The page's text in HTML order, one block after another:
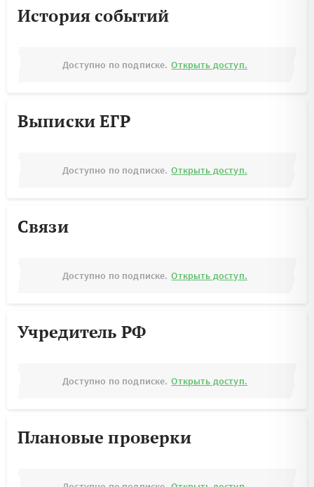
История событий
Доступно по подписке. Открыть доступ.
Выписки ЕГР
Доступно по подписке. Открыть доступ.
Связи
Доступно по подписке. Открыть доступ.
Учредитель РФ
Доступно по подписке. Открыть доступ.
Плановые проверки